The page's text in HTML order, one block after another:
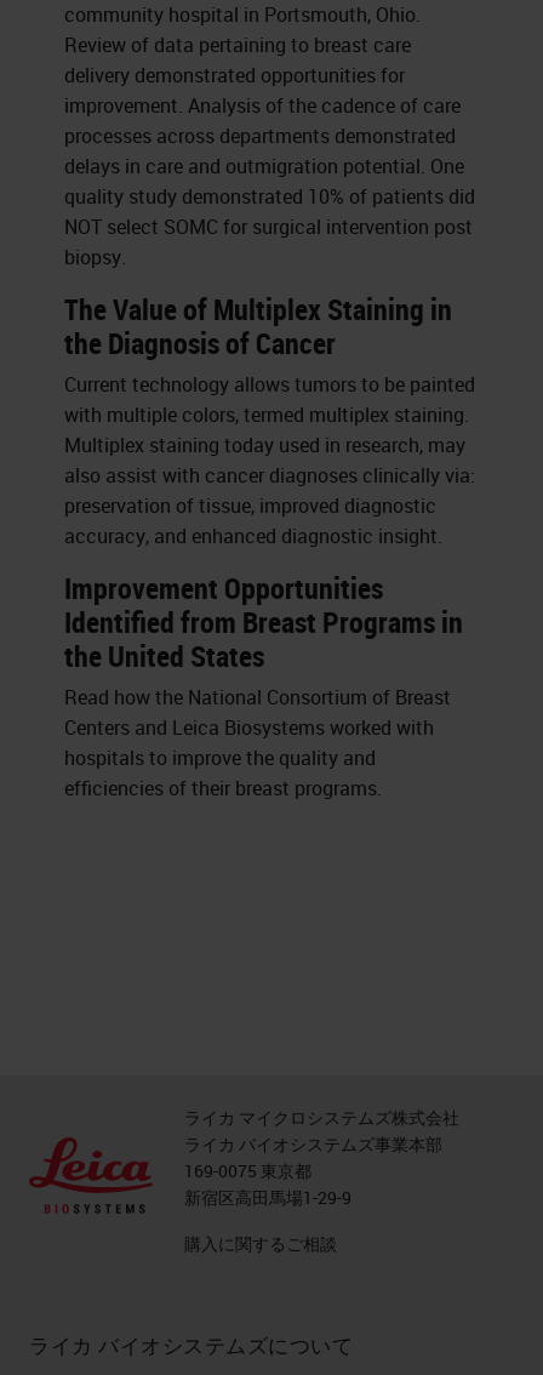
community hospital in Portsmouth, Ohio.
Review of data pertaining to breast care
delivery demonstrated opportunities for
improvement. Analysis of the cadence of care
processes across departments demonstrated
delays in care and outmigration potential. One
quality study demonstrated 10% of patients did
NOT select SOMC for surgical intervention post
biopsy.
The Value of Multiplex Staining in
the Diagnosis of Cancer
Current technology allows tumors to be painted
with multiple colors, termed multiplex staining.
Multiplex staining today used in research, may
also assist with cancer diagnoses clinically via:
preservation of tissue, improved diagnostic
accuracy, and enhanced diagnostic insight.
Improvement Opportunities
Identified from Breast Programs in
the United States
Read how the National Consortium of Breast
Centers and Leica Biosystems worked with
hospitals to improve the quality and
efficiencies of their breast programs.
ライカ マイクロシステムズ株式会社
ライカ バイオシステムズ事業本部
169-0075 東京都
新宿区高田馬場1-29-9
購入に関するご相談
ライカ バイオシステムズについて